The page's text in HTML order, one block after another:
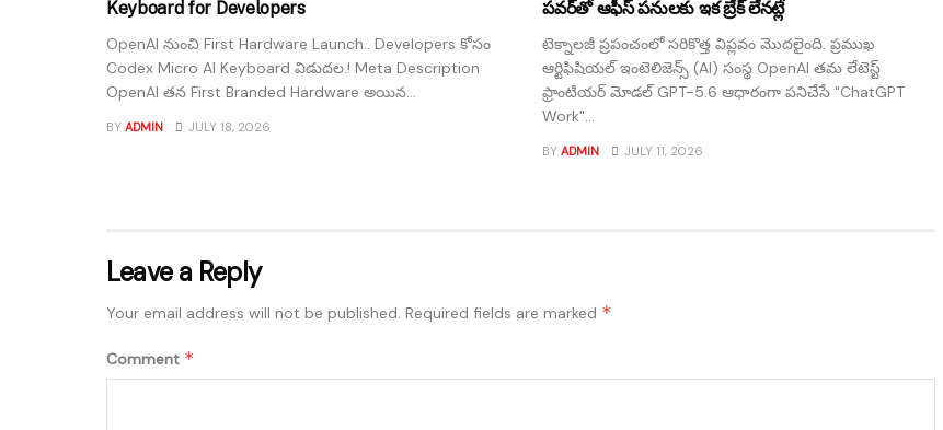
Keyboard for Developers
OpenAI నుంచి First Hardware Launch.. Developers కోసం
Codex Micro AI Keyboard విడుదల.! Meta Description
OpenAI తన First Branded Hardware అయిన...
BY ADMIN JULY 18, 2026
పవర్‌తో ఆఫీస్ పనులకు ఇక బ్రేక్ లేనట్లే
టెక్నాలజీ ప్రపంచంలో సరికొత్త విప్లవం మొదలైంది. ప్రముఖ
ఆర్టిఫిషియల్ ఇంటెలిజెన్స్ (AI) సంస్థ OpenAI తమ లేటెస్ట్
ఫ్రాంటియర్ మోడల్ GPT-5.6 ఆధారంగా పనిచేసే "ChatGPT
Work"...
BY ADMIN JULY 11, 2026
Leave a Reply
Your email address will not be published. Required fields are marked *
Comment *